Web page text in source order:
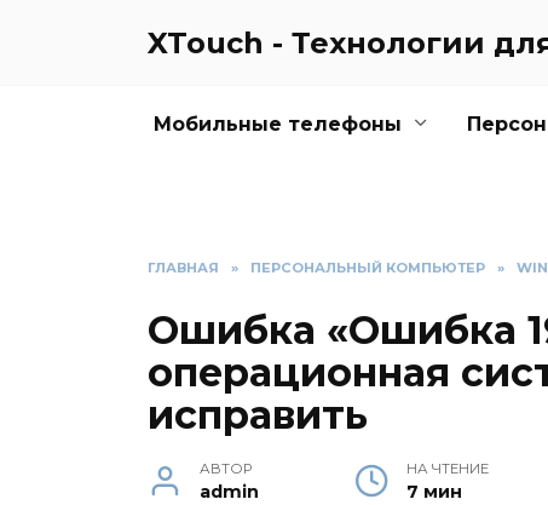
XTouch - Технологии
Мобильные телефоны
ГЛАВНАЯ » ПЕРСОНАЛЬНЫЙ КОМПЬЮТЕР »
Ошибка «Ошибка
операционная
исправить
АВТОР
admin
НА ЧТЕНИЕ
7 мин